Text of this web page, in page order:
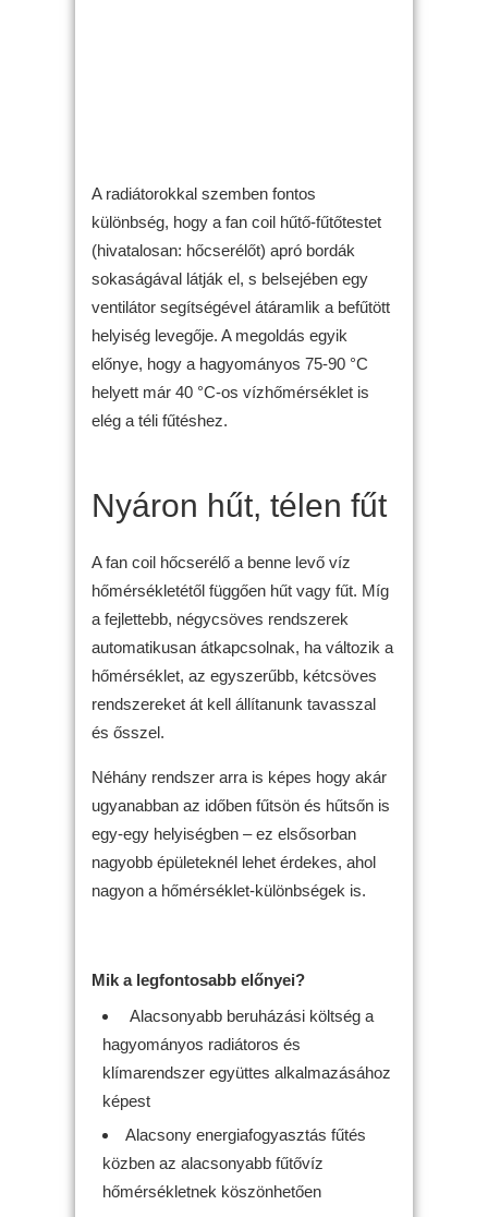
A radiátorokkal szemben fontos
különbség, hogy a fan coil hűtő-fűtőtestet
(hivatalosan: hőcserélőt) apró bordák
sokaságával látják el, s belsejében egy
ventilátor segítségével átáramlik a befűtött
helyiség levegője. A megoldás egyik
előnye, hogy a hagyományos 75-90 °C
helyett már 40 °C-os vízhőmérséklet is
elég a téli fűtéshez.
Nyáron hűt, télen fűt
A fan coil hőcserélő a benne levő víz
hőmérsékletétől függően hűt vagy fűt. Míg
a fejlettebb, négycsöves rendszerek
automatikusan átkapcsolnak, ha változik a
hőmérséklet, az egyszerűbb, kétcsöves
rendszereket át kell állítanunk tavasszal
és ősszel.
Néhány rendszer arra is képes hogy akár
ugyanabban az időben fűtsön és hűtsőn is
egy-egy helyiségben – ez elsősorban
nagyobb épületeknél lehet érdekes, ahol
nagyon a hőmérséklet-különbségek is.
Mik a legfontosabb előnyei?
Alacsonyabb beruházási költség a
hagyományos radiátoros és
klímarendszer együttes alkalmazásához
képest
Alacsony energiafogyasztás fűtés
közben az alacsonyabb fűtővíz
hőmérsékletnek köszönhetően